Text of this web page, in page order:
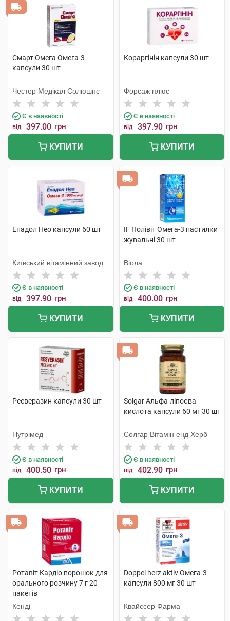
Смарт Омега Омега-3
капсули 30 шт
Честер Медікал Солюшнс
Є в наявності
від 397.00 грн
КУПИТИ
Кораргінін капсули 30 шт
Форсаж плюс
Є в наявності
від 397.90 грн
КУПИТИ
Епадол Нео капсули 60 шт
Київський вітамінний завод
Є в наявності
від 397.90 грн
КУПИТИ
IF Полівіт Омега-3 пастилки
жувальні 30 шт
Віола
Є в наявності
від 400.00 грн
КУПИТИ
Ресверазин капсули 30 шт
Нутрімед
Є в наявності
від 400.50 грн
КУПИТИ
Solgar Альфа-ліпоєва
кислота капсули 60 мг 30 шт
Солгар Вітамін енд Херб
Є в наявності
від 402.90 грн
КУПИТИ
Ротавіт Кардіо порошок для
орального розчину 7 г 20
пакетів
Кенді
Doppel herz aktiv Омега-3
капсули 800 мг 30 шт
Квайссер Фарма